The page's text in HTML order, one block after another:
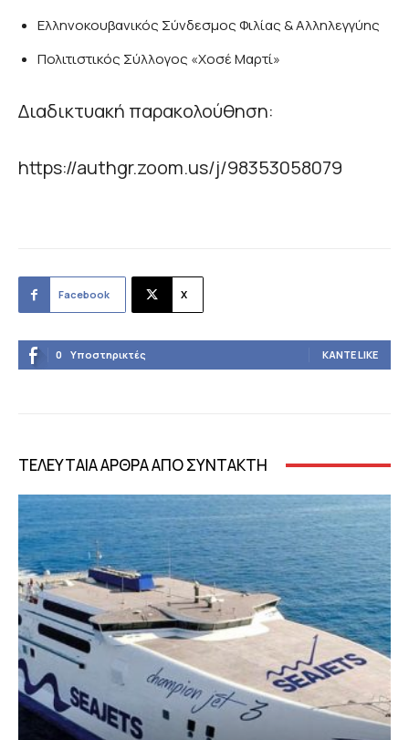
Ελληνοκουβανικός Σύνδεσμος Φιλίας & Αλληλεγγύης
Πολιτιστικός Σύλλογος «Χοσέ Μαρτί»
Διαδικτυακή παρακολούθηση:
https://authgr.zoom.us/j/98353058079
Facebook X
0 Υποστηρικτές ΚΆΝΤΕ LIKE
ΤΕΛΕΥΤΑΙΑ ΑΡΘΡΑ ΑΠΟ ΣΥΝΤΑΚΤΗ